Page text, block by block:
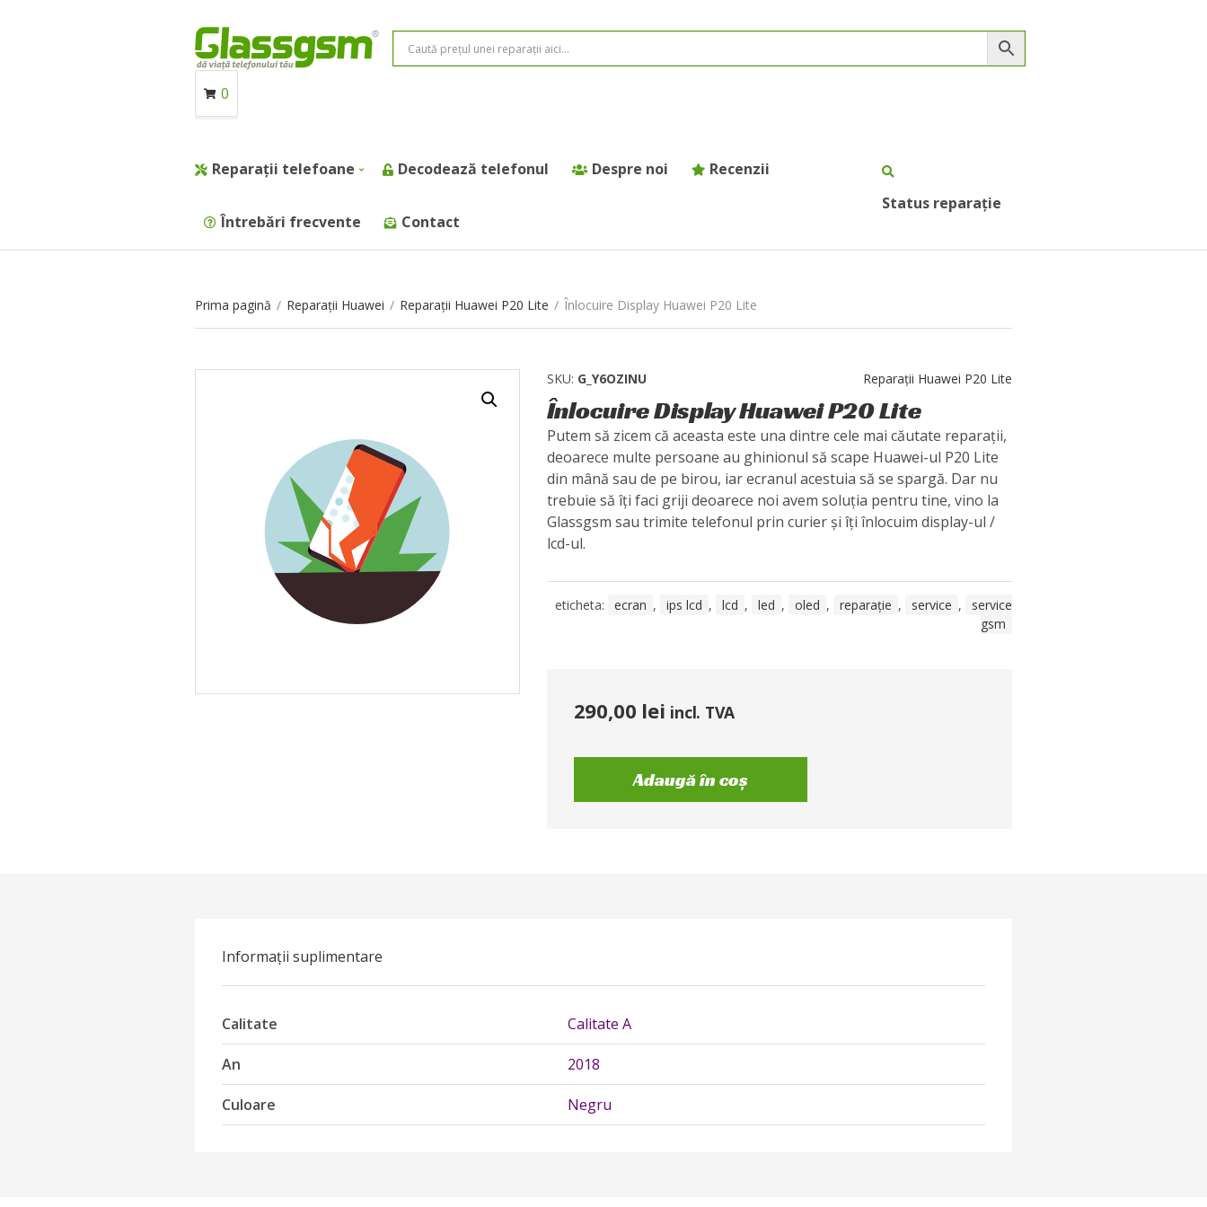
0
Reparații telefoane Decodează telefonul Despre noi Recenzii
Întrebări frecvente Contact
Status reparație
Prima pagină / Reparații Huawei / Reparații Huawei P20 Lite / Înlocuire Display Huawei P20 Lite
SKU: G_Y6OZINU Reparații Huawei P20 Lite
Înlocuire Display Huawei P20 Lite
Putem să zicem că aceasta este una dintre cele mai căutate reparații,
deoarece multe persoane au ghinionul să scape Huawei-ul P20 Lite
din mână sau de pe birou, iar ecranul acestuia să se spargă. Dar nu
trebuie să îți faci griji deoarece noi avem soluția pentru tine, vino la
Glassgsm sau trimite telefonul prin curier și îți înlocuim display-ul /
lcd-ul.
eticheta: ecran , ips lcd , lcd , led , oled , reparație , service ,
service
gsm
290,00 lei incl. TVA
Adaugă în coș
Informații suplimentare
Calitate Calitate A
An 2018
Culoare Negru